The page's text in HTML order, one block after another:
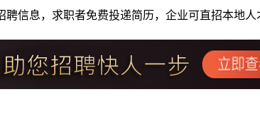
信息，求职者免费投递简历，企业可直招本地